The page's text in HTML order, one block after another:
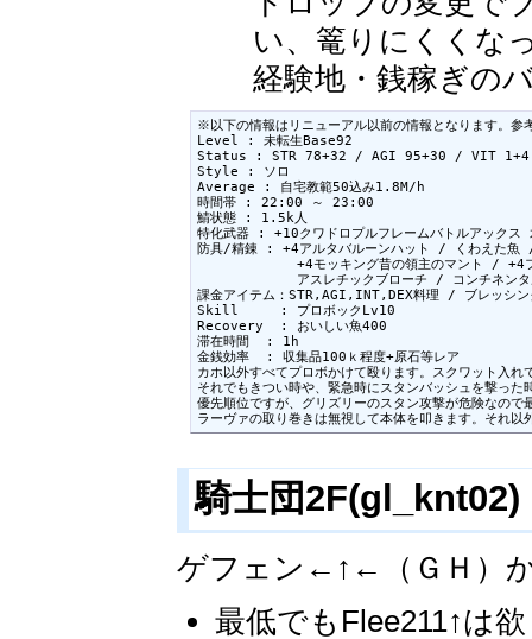
い、篭りにくくな
経験地・銭稼ぎの
※以下の情報はリニューアル以前の情報となります。参
Level : 未転生Base92
Status : STR 78+32 / AGI 95+30 / VIT
Style : ソロ
Average : 自宅教範50込み1.8M/h
時間帯 : 22:00 ～ 23:00
鯖状態 : 1.5k人
特化武器 : +10クワドロプルフレームバトルアックス
防具/精錬 : +4アルタバルーンハット / くわえた魚
+4モッキング昔の領主のマント / +4
アスレチックブローチ / コンチネンタ
課金アイテム：STR,AGI,INT,DEX料理 / ブレッシ
Skill     : プロボックLv10
Recovery  : おいしい魚400
滞在時間  : 1h
金銭効率  : 収集品100ｋ程度+原石等レア
カホ以外すべてプロボかけて殴ります。スクワット入れ
それでもきつい時や、緊急時にスタンバッシュを撃った
優先順位ですが、グリズリーのスタン攻撃が危険なので
ラーヴァの取り巻きは無視して本体を叩きます。それ以
騎士団2F(gl_knt02)
ゲフェン←↑←（ＧＨ）
最低でもFlee211↑は